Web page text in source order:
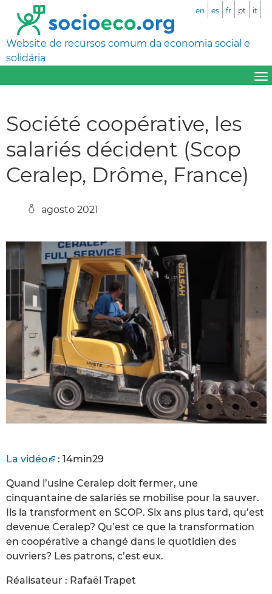
Website de recursos comum da economia social e
solidária
en es fr pt it
Société coopérative, les
salariés décident (Scop
Ceralep, Drôme, France)
agosto 2021
La vidéo : 14min29
Quand l’usine Ceralep doit fermer, une
cinquantaine de salariés se mobilise pour la sauver.
Ils la transforment en SCOP. Six ans plus tard, qu’est
devenue Ceralep? Qu’est ce que la transformation
en coopérative a changé dans le quotidien des
ouvriers? Les patrons, c’est eux.
Réalisateur : Rafaël Trapet